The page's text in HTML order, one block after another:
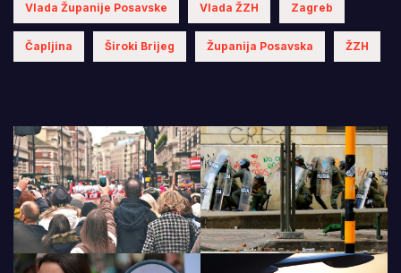
Vlada Županije Posavske Vlada ŽZH Zagreb
Čapljina Široki Brijeg Županija Posavska ŽZH